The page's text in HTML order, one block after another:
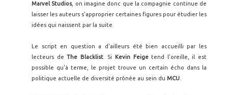
Marvel Studios, on imagine donc que la compagnie continue de
laisser les auteurs s'approprier certaines figures pour étudier les
idées qui naissent par la suite.
Le script en question a d'ailleurs été bien accueilli par les
lecteurs deThe Blacklist. Si Kevin Feigetend l'oreille, il est
possible qu'à terme, le projet trouve un certain écho dans la
politique actuelle de diversité prônée au sein du MCU